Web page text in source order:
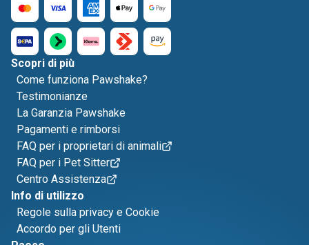
Scopri di più
Come funziona Pawshake?
Testimonianze
La Garanzia Pawshake
Pagamenti e rimborsi
FAQ per i proprietari di animali
FAQ per i Pet Sitter
Centro Assistenza
Info di utilizzo
Regole sulla privacy e Cookie
Accordo per gli Utenti